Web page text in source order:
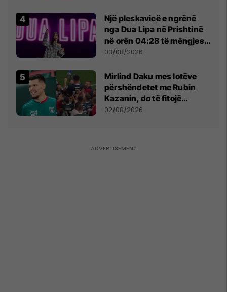
Një pleskavicë e ngrënë
nga Dua Lipa në Prishtinë
në orën 04:28 të mëngjesit
- dhe bota digjitale serbe
03/08/2026
Mirlind Daku mes lotëve
përshëndetet me Rubin
Kazanin, do të fitojë
miliona te Spartak Moska
02/08/2026